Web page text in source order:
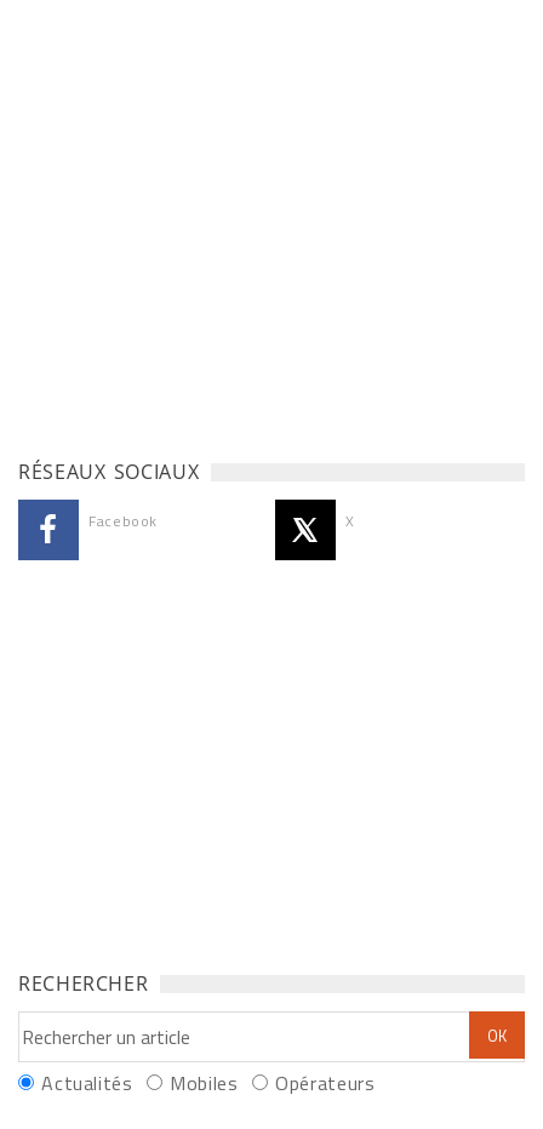
RÉSEAUX SOCIAUX
Facebook X
RECHERCHER
Actualités Mobiles Opérateurs